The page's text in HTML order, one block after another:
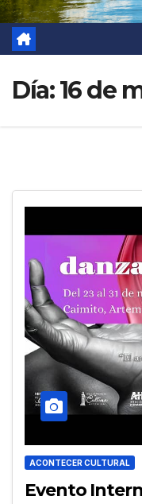
Día:16 de
ACONTECER CULTURAL
Evento